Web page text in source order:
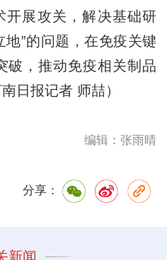
开展攻关，解决基础研
地”的问题，在免疫关键
破，推动免疫相关制品
日报记者 师喆）
编辑：张雨晴
分享：
新闻